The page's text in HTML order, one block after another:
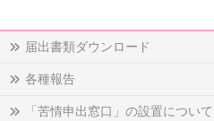
届出書類ダウンロード
各種報告
「苦情申出窓口」の設置について